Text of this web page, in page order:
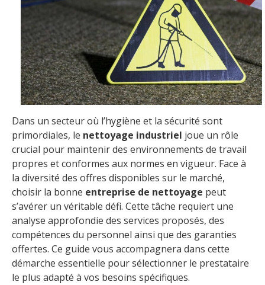
Dans un secteur où l’hygiène et la sécurité sont
primordiales, le nettoyage industriel joue un rôle
crucial pour maintenir des environnements de travail
propres et conformes aux normes en vigueur. Face à
la diversité des offres disponibles sur le marché,
choisir la bonne entreprise de nettoyage peut
s’avérer un véritable défi. Cette tâche requiert une
analyse approfondie des services proposés, des
compétences du personnel ainsi que des garanties
offertes. Ce guide vous accompagnera dans cette
démarche essentielle pour sélectionner le prestataire
le plus adapté à vos besoins spécifiques.